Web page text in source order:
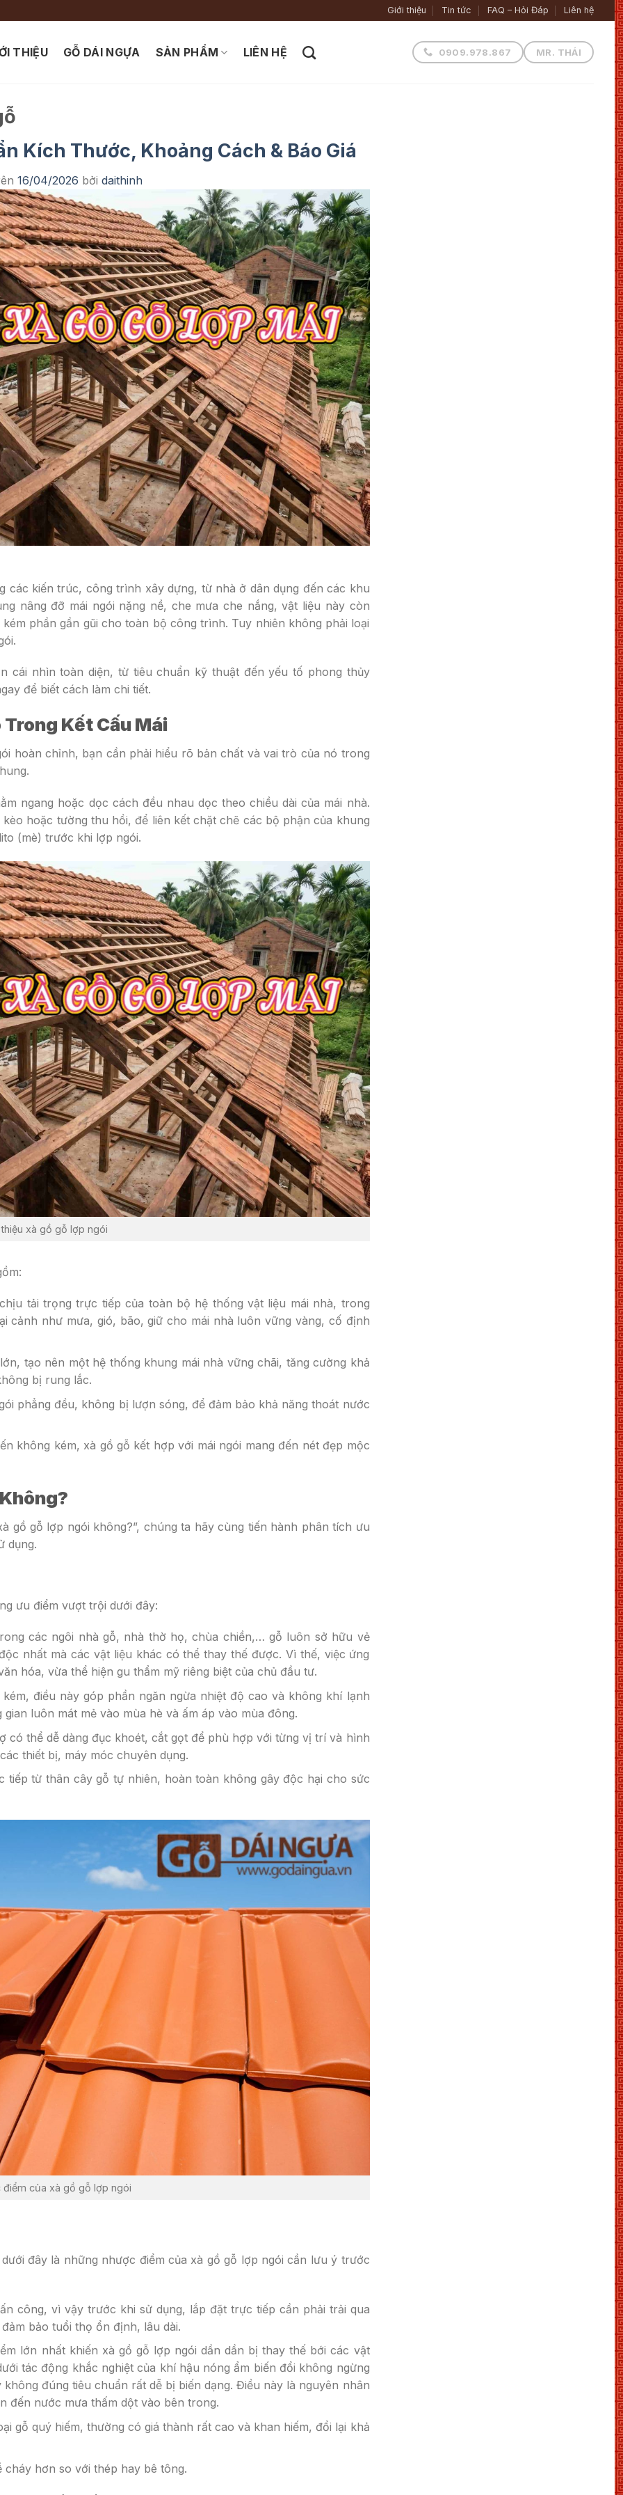
Giới thiệu Tin tức FAQ – Hỏi Đáp Liên hệ
THIỆU GỖ DÁI NGỰA SẢN PHẨM LIÊN HỆ 0909.978.867 MR. THÁI
Kích Thước, Khoảng Cách & Báo Giá
16/04/2026 bởidaithinh
các kiến trúc, công trình xây dựng, từ nhà ở dân dụng đến các khu
nâng đỡ mái ngói nặng nề, che mưa che nắng, vật liệu này còn
phần gần gũi cho toàn bộ công trình. Tuy nhiên không phải loại
cái nhìn toàn diện, từ tiêu chuẩn kỹ thuật đến yếu tố phong thủy
để biết cách làm chi tiết.
Trong Kết Cấu Mái
hoàn chỉnh, bạn cần phải hiểu rõ bản chất và vai trò của nó trong
ngang hoặc dọc cách đều nhau dọc theo chiều dài của mái nhà.
hoặc tường thu hồi, để liên kết chặt chẽ các bộ phận của khung
(mè) trước khi lợp ngói.
xà gồ gỗ lợp ngói
tải trọng trực tiếp của toàn bộ hệ thống vật liệu mái nhà, trong
cảnh như mưa, gió, bão, giữ cho mái nhà luôn vững vàng, cố định
tạo nên một hệ thống khung mái nhà vững chãi, tăng cường khả
bị rung lắc.
phẳng đều, không bị lượn sóng, để đảm bảo khả năng thoát nước
không kém, xà gồ gỗ kết hợp với mái ngói mang đến nét đẹp mộc
gồ gỗ lợp ngói không?”, chúng ta hãy cùng tiến hành phân tích ưu
dụng.
ưu điểm vượt trội dưới đây:
các ngôi nhà gỗ, nhà thờ họ, chùa chiền,… gỗ luôn sở hữu vẻ
nhất mà các vật liệu khác có thể thay thế được. Vì thế, việc ứng
hóa, vừa thể hiện gu thẩm mỹ riêng biệt của chủ đầu tư.
điều này góp phần ngăn ngừa nhiệt độ cao và không khí lạnh
luôn mát mẻ vào mùa hè và ấm áp vào mùa đông.
có thể dễ dàng đục khoét, cắt gọt để phù hợp với từng vị trí và hình
thiết bị, máy móc chuyên dụng.
tiếp từ thân cây gỗ tự nhiên, hoàn toàn không gây độc hại cho sức
điểm của xà gồ gỗ lợp ngói
đây là những nhược điểm của xà gồ gỗ lợp ngói cần lưu ý trước
công, vì vậy trước khi sử dụng, lắp đặt trực tiếp cần phải trải qua
bảo tuổi thọ ổn định, lâu dài.
lớn nhất khiến xà gồ gỗ lợp ngói dần dần bị thay thế bới các vật
tác động khắc nghiệt của khí hậu nóng ẩm biến đổi không ngừng
đúng tiêu chuẩn rất dễ bị biến dạng. Điều này là nguyên nhân
đến nước mưa thấm dột vào bên trong.
gỗ quý hiếm, thường có giá thành rất cao và khan hiếm, đổi lại khả
hơn so với thép hay bê tông.